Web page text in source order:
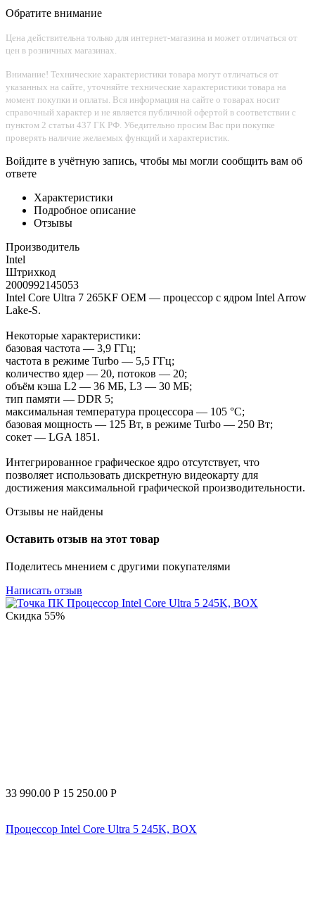
Обратите внимание
Цена действительна только для интернет-магазина и может отличаться от
цен в розничных магазинах.
Внимание! Технические характеристики товара могут отличаться от
указанных на сайте, уточняйте технические характеристики товара на
момент покупки и оплаты. Вся информация на сайте о товарах носит
справочный характер и не является публичной офертой в соответствии с
пунктом 2 статьи 437 ГК РФ. Убедительно просим Вас при покупке
проверять наличие желаемых функций и характеристик.
Войдите в учётную запись, чтобы мы могли сообщить вам об
ответе
Характеристики
Подробное описание
Отзывы
Производитель
Intel
Штрихкод
2000992145053
Intel Core Ultra 7 265KF OEM — процессор с ядром Intel Arrow
Lake-S.
Некоторые характеристики:
базовая частота — 3,9 ГГц;
частота в режиме Turbo — 5,5 ГГц;
количество ядер — 20, потоков — 20;
объём кэша L2 — 36 МБ, L3 — 30 МБ;
тип памяти — DDR 5;
максимальная температура процессора — 105 °C;
базовая мощность — 125 Вт, в режиме Turbo — 250 Вт;
сокет — LGA 1851.
Интегрированное графическое ядро отсутствует, что
позволяет использовать дискретную видеокарту для
достижения максимальной графической производительности.
Отзывы не найдены
Оставить отзыв на этот товар
Поделитесь мнением с другими покупателями
Написать отзыв
Скидка 55%
33 990.00 Р 15 250.00 Р
Процессор Intel Core Ultra 5 245K, BOX